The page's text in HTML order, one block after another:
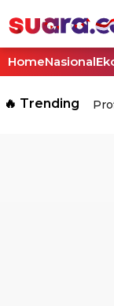
HomeNasional
🔥 Trending